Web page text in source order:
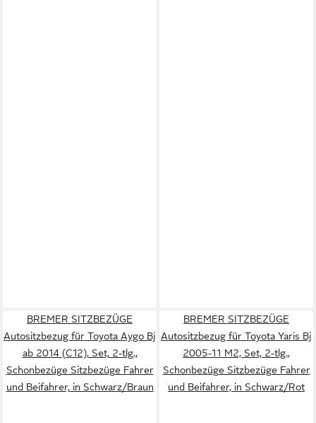
BREMER SITZBEZÜGE
Autositzbezug für Toyota Aygo Bj
ab 2014 (C12), Set, 2-tlg.,
Schonbezüge Sitzbezüge Fahrer
und Beifahrer, in Schwarz/Braun
BREMER SITZBEZÜGE
Autositzbezug für Toyota Yaris Bj
2005-11 M2, Set, 2-tlg.,
Schonbezüge Sitzbezüge Fahrer
und Beifahrer, in Schwarz/Rot